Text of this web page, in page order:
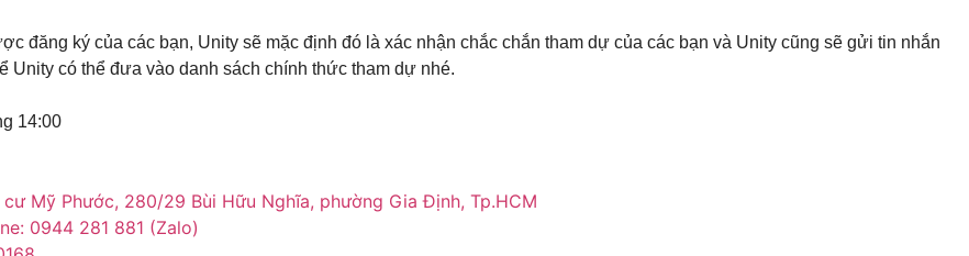
đăng ký của các bạn, Unity sẽ mặc định đó là xác nhận chắc chắn tham dự của các bạn và Unity cũng sẽ gửi tin nhắn
Unity có thể đưa vào danh sách chính thức tham dự nhé.
14:00
cư Mỹ Phước, 280/29 Bùi Hữu Nghĩa, phường Gia Định, Tp.HCM
0944 281 881 (Zalo)